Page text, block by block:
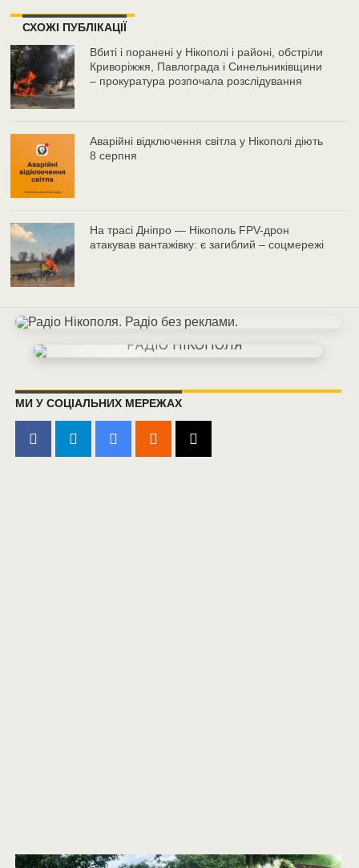
СХОЖІ ПУБЛІКАЦІЇ
Вбиті і поранені у Нікополі і районі, обстріли
Криворіжжя, Павлограда і Синельниківщини
– прокуратура розпочала розслідування
Аварійні відключення світла у Нікополі діють
8 серпня
На трасі Дніпро — Нікополь FPV-дрон
атакував вантажівку: є загиблий – соцмережі
МИ У СОЦІАЛЬНИХ МЕРЕЖАХ